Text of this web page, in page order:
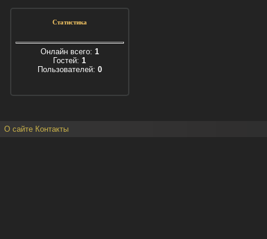
Статистика
Онлайн всего: 1
Гостей: 1
Пользователей: 0
О сайте Контакты